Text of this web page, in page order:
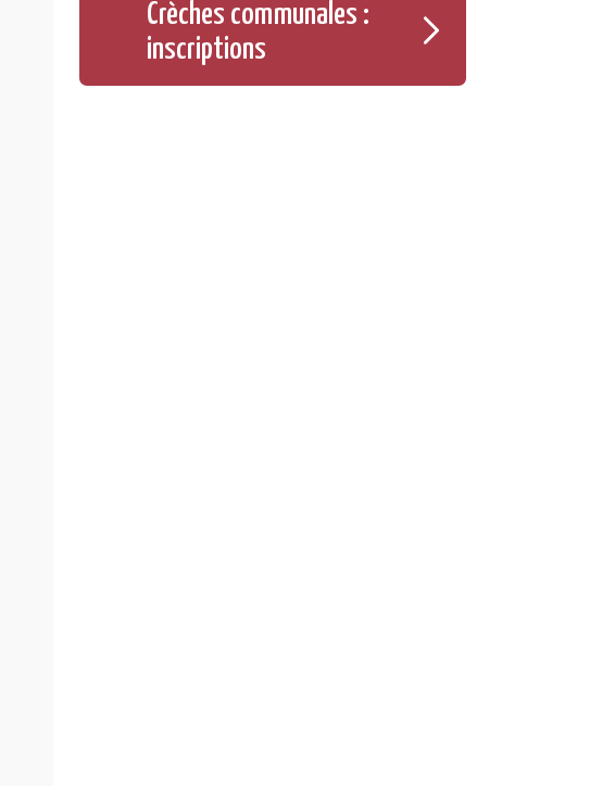
Crèches communales :
inscriptions